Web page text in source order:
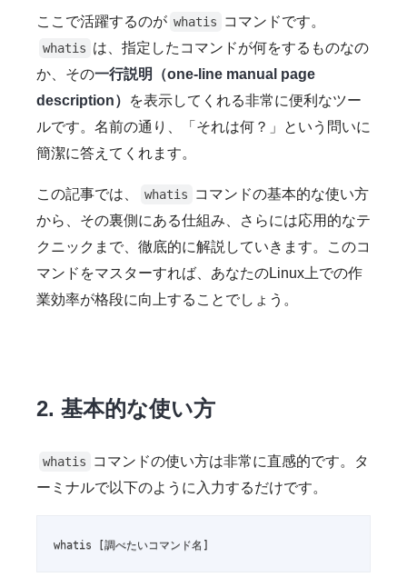
ここで活躍するのが whatis コマンドです。
whatis は、指定したコマンドが何をするものなの
か、その一行説明（one-line manual page
description）
を表示してくれる非常に便利なツー
ルです。名前の通り、「それは何？」という問いに
簡潔に答えてくれます。
この記事では、 whatis
コマンドの基本的な使い方
から、その裏側にある仕組み、さらには応用的なテ
クニックまで、徹底的に解説していきます。このコ
マンドをマスターすれば、あなたのLinux上での作
業効率が格段に向上することでしょう。
2. 基本的な使い方
whatis
コマンドの使い方は非常に直感的です。タ
ーミナルで以下のように入力するだけです。
whatis [調べたいコマンド名]